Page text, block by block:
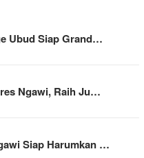
Ubud Siap Grand…
Ngawi, Raih Ju…
Siap Harumkan …